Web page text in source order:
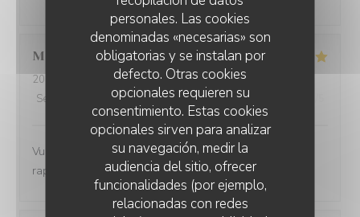
personales. Las cookies
denominadas «necesarias» son
obligatorias y se instalan por
defecto. Otras cookies
opcionales requieren su
consentimiento. Estas cookies
opcionales sirven para analizar
su navegación, medir la
audiencia del sitio, ofrecer
funcionalidades (por ejemplo,
relacionadas con redes
MURIEL P
2026-08-05
- 20:15 - Invitados 4
Servicio
Ambiente : 5/5 Menú: 5/5 Calidad / Precio
Vue magnifique, assiette originale et délicieuse, bon
rapport qualité prix